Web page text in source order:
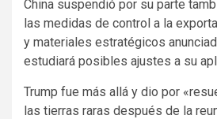
China suspendió por su parte
las medidas de control a la
y materiales estratégicos
estudiará posibles ajustes a su
Trump fue más allá y dio por
las tierras raras después de la